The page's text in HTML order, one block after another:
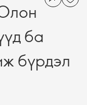
ба
бүрдэл